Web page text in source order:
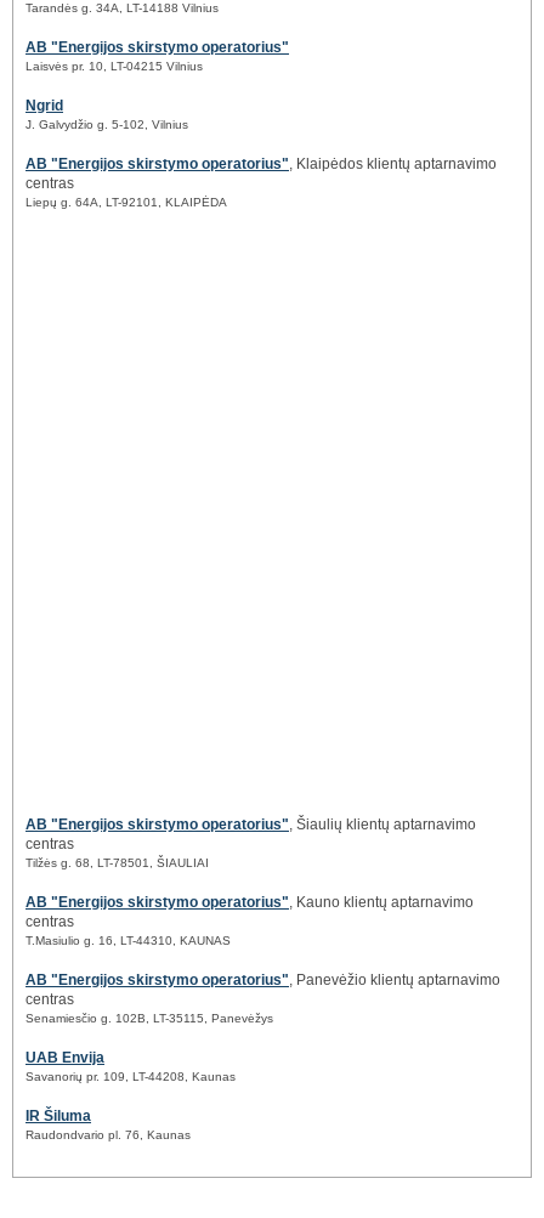
Tarandės g. 34A, LT-14188 Vilnius
AB "Energijos skirstymo operatorius"
Laisvės pr. 10, LT-04215 Vilnius
Ngrid
J. Galvydžio g. 5-102, Vilnius
AB "Energijos skirstymo operatorius", Klaipėdos klientų aptarnavimo
centras
Liepų g. 64A, LT-92101, KLAIPĖDA
AB "Energijos skirstymo operatorius", Šiaulių klientų aptarnavimo
centras
Tilžės g. 68, LT-78501, ŠIAULIAI
AB "Energijos skirstymo operatorius", Kauno klientų aptarnavimo
centras
T.Masiulio g. 16, LT-44310, KAUNAS
AB "Energijos skirstymo operatorius", Panevėžio klientų aptarnavimo
centras
Senamiesčio g. 102B, LT-35115, Panevėžys
UAB Envija
Savanorių pr. 109, LT-44208, Kaunas
IR Šiluma
Raudondvario pl. 76, Kaunas